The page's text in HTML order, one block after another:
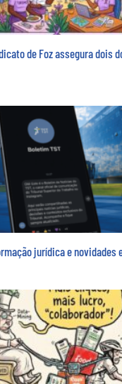
de Foz assegura dois
jurídica e novidades